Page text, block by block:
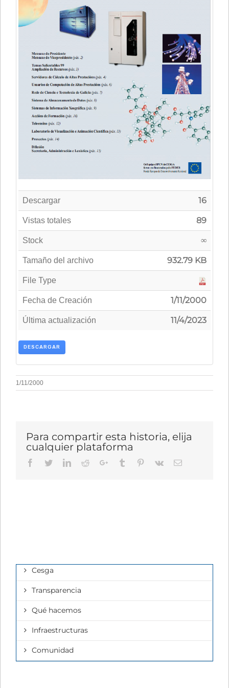
Descargar 16
Vistas totales 89
Stock ∞
Tamaño del archivo 932.79 KB
File Type
Fecha de Creación 1/11/2000
Última actualización 11/4/2023
DESCARGAR
1/11/2000
Para compartir esta historia, elija
cualquier plataforma
Facebook
TwitterLinkedIn
RedditGoogle+Tumblr Pinterest
Vk Email
Cesga
Transparencia
Qué hacemos
Infraestructuras
Comunidad